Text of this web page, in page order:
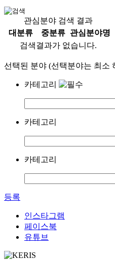
관심분야 검색 결과
대분류
중분류
관심분야명
검색결과가 없습니다.
선택된 분야 (선택분야는 최소
카테고리
카테고리
카테고리
등록
인스타그램
페이스북
유튜브